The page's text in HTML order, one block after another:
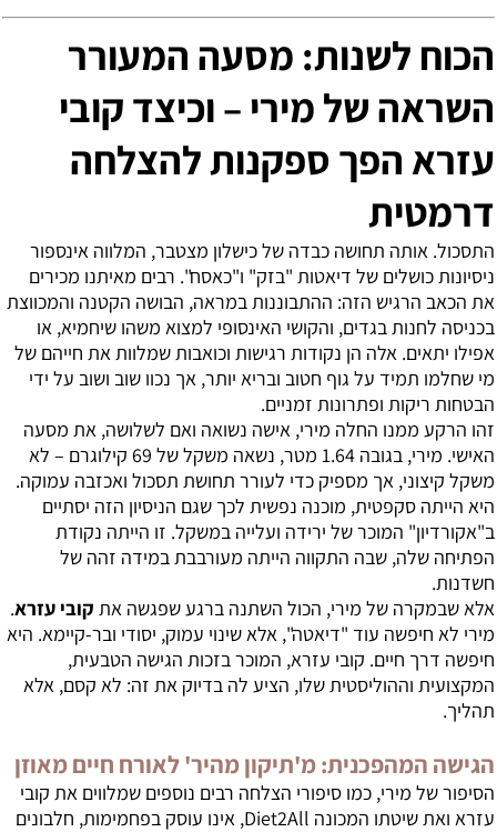
הכוח לשנות: מסעה המעורר
השראה של מירי – וכיצד קובי
עזרא הפך ספקנות להצלחה
דרמטית
התסכול. אותה תחושה כבדה של כישלון מצטבר, המלווה אינספור
ניסיונות כושלים של דיאטות "בזק" ו"כאסח". רבים מאיתנו מכירים
את הכאב הרגיש הזה: ההתבוננות במראה, הבושה הקטנה והמכווצת
בכניסה לחנות בגדים, והקושי האינסופי למצוא משהו שיחמיא, או
אפילו יתאים. אלה הן נקודות רגישות וכואבות שמלוות את חייהם של
מי שחלמו תמיד על גוף חטוב ובריא יותר, אך נכוו שוב ושוב על ידי
הבטחות ריקות ופתרונות זמניים.
זהו הרקע ממנו החלה מירי, אישה נשואה ואם לשלושה, את מסעה
האישי. מירי, בגובה 1.64 מטר, נשאה משקל של 69 קילוגרם – לא
משקל קיצוני, אך מספיק כדי לעורר תחושת תסכול ואכזבה עמוקה.
היא הייתה סקפטית, מוכנה נפשית לכך שגם הניסיון הזה יסתיים
ב"אקורדיון" המוכר של ירידה ועלייה במשקל. זו הייתה נקודת
הפתיחה שלה, שבה התקווה הייתה מעורבבת במידה זהה של
חשדנות.
אלא שבמקרה של מירי, הכול השתנה ברגע שפגשה את קובי עזרא.
מירי לא חיפשה עוד "דיאטה", אלא שינוי עמוק, יסודי ובר-קיימא. היא
חיפשה דרך חיים. קובי עזרא, המוכר בזכות הגישה הטבעית,
המקצועית וההוליסטית שלו, הציע לה בדיוק את זה: לא קסם, אלא
תהליך.
הגישה המהפכנית: מ'תיקון מהיר' לאורח חיים מאוזן
הסיפור של מירי, כמו סיפורי הצלחה רבים נוספים שמלווים את קובי
עזרא ואת שיטתו המכונה Diet2All, אינו עוסק בפחמימות, חלבונים